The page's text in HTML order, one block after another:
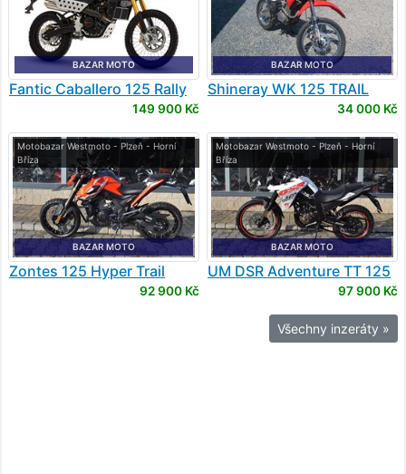
BAZAR MOTO
Fantic Caballero 125 Rally
149 900 Kč
BAZAR MOTO
Shineray WK 125 TRAIL
34 000 Kč
Motobazar Westmoto - Plzeň - Horní
Bříza
BAZAR MOTO
Zontes 125 Hyper Trail
92 900 Kč
Motobazar Westmoto - Plzeň - Horní
Bříza
BAZAR MOTO
UM DSR Adventure TT 125
97 900 Kč
Všechny inzeráty »